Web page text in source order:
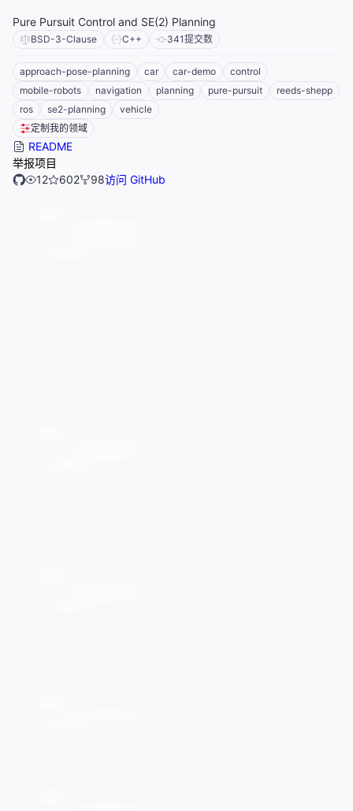
Pure Pursuit Control and SE(2) Planning
BSD-3-Clause C++ 341提交数
approach-pose-planning car car-demo
control
mobile-robots
navigation planning pure-pursuit
reeds-shepp
ros
se2-planning
vehicle
定制我的领域
README
举报项目
12
602 98访问 GitHub